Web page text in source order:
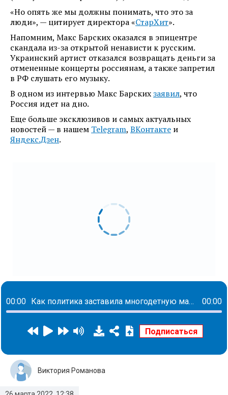
«Но опять же мы должны понимать, что это за
люди», — цитирует директора «СтарХит».
Напомним, Макс Барских оказался в эпицентре
скандала из-за открытой ненависти к русским.
Украинский артист отказался возвращать деньги за
отмененные концерты россиянам, а также запретил
в РФ слушать его музыку.
В одном из интервью Макс Барскихзаявил, что
Россия идет на дно.
Еще больше эксклюзивов и самых актуальных
новостей — в нашем Telegram, ВКонтакте и
Яндекс.Дзен.
00:00 Как политика заставила многодетную мать стать блогером и как писать в сложные времена 00:00
Виктория Романова